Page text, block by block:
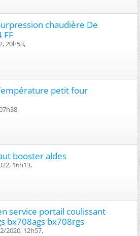
chaudière De
FF
20h53,
petit four
booster aldes
16h13,
service portail coulissant
bx708ags bx708rgs
2020, 12h57,